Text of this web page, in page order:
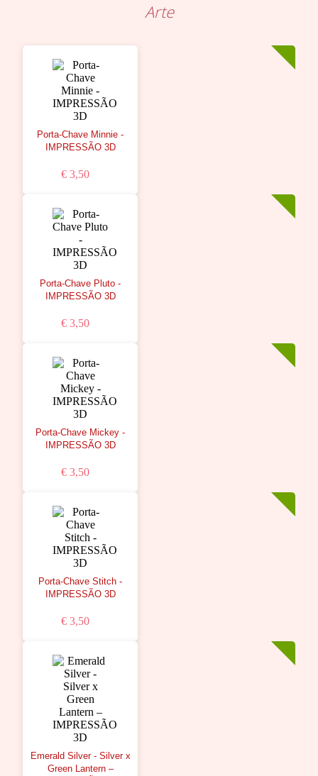
Arte
Porta-Chave Minnie -
IMPRESSÃO 3D
€ 3,50
Porta-Chave Pluto -
IMPRESSÃO 3D
€ 3,50
Porta-Chave Mickey -
IMPRESSÃO 3D
€ 3,50
Porta-Chave Stitch -
IMPRESSÃO 3D
€ 3,50
Emerald Silver - Silver x
Green Lantern –